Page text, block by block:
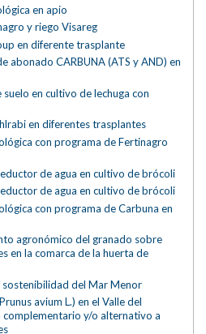
en apio
y riego Visareg
en diferente trasplante
abonado CARBUNA (ATS y AND) en
en cultivo de lechuga con
en diferentes trasplantes
con programa de Fertinagro
de agua en cultivo de brócoli
de agua en cultivo de brócoli
con programa de Carbuna en
agronómico del granado sobre
en la comarca de la huerta de
del Mar Menor
avium L.) en el Valle del
y/o alternativo a